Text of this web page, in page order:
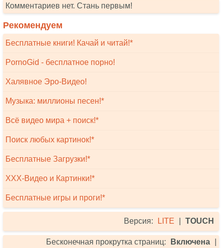
Комментариев нет. Стань первым!
Рекомендуем
Бесплатные книги! Качай и читай!*
PornoGid - бесплатное порно!
Халявное Эро-Видео!
Музыка: миллионы песен!*
Всё видео мира + поиск!*
Поиск любых картинок!*
Бесплатные Загрузки!*
XXX-Видео и Картинки!*
Бесплатные игры и проги!*
Версия: LITE TOUCH
Бесконечная прокрутка страниц: Включена